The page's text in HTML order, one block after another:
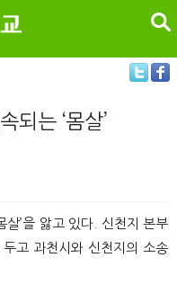
검색
되는 ‘몸살’
살’을 앓고 있다. 신천지 본부
고 과천시와 신천지의 소송